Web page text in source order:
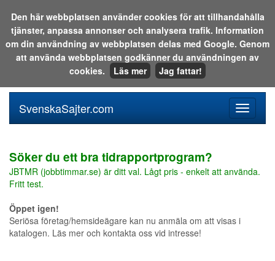
Sök i katalogen eller på webben:
meny
SvenskaSajter.com
Söker du ett bra tidrapportprogram?
JBTMR (jobbtimmar.se) är ditt val. Lågt pris - enkelt att använda.
Fritt test.
Öppet igen!
Seriösa företag/hemsideägare kan nu anmäla om att visas i
katalogen. Läs mer och kontakta oss vid intresse!
Den här webbplatsen använder cookies för att tillhandahålla
tjänster, anpassa annonser och analysera trafik. Information
om din användning av webbplatsen delas med Google. Genom
att använda webbplatsen godkänner du användningen av
cookies.
Läs mer Jag fattar!